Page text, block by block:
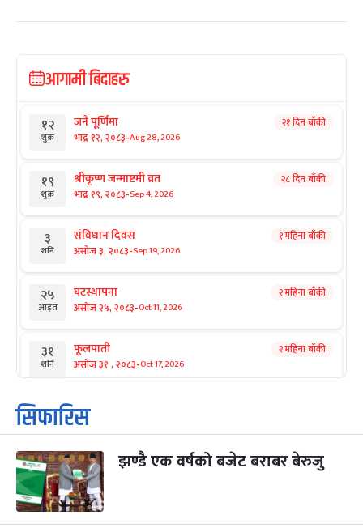
आगामी बिदाहरु
१२
शुक्र
जनै पूर्णिमा
भाद्र १२, २०८३-Aug 28, 2026
२१ दिन बाँकी
१९
शुक्र
श्रीकृष्ण जन्माष्टमी व्रत
भाद्र १९, २०८३-Sep 4, 2026
२८ दिन बाँकी
३
शनि
संविधान दिवस
असोज ३, २०८३-Sep 19, 2026
१ महिना बाँकी
२५
आइत
घटस्थापना
असोज २५, २०८३-Oct 11, 2026
२ महिना बाँकी
३१
शनि
फूलपाती
असोज ३१ , २०८३-Oct 17, 2026
२ महिना बाँकी
१
आइत
कार्तिक सङ्क्रान्ति
कार्तिक १, २०८३
३
मंगल
महानवमी
कार्तिक ३, २०८३
२ महिना बाँकी
४
सिफारिस
झण्डै एक वर्षको बजेट बराबर बेरुजु